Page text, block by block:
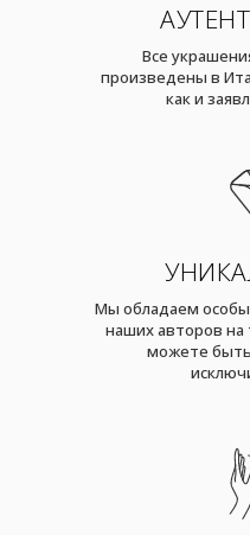
Все
произведены в
как и
Мы обладаем
наших авторов на
можете